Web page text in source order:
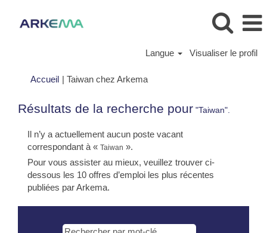
Langue Visualiser le profil
Accueil | Taiwan chez Arkema(page
Résultats de la recherche pour "Taiwan".
Il n’y a actuellement aucun poste vacant
correspondant à « Taiwan ».
Pour vous assister au mieux, veuillez trouver ci-
dessous les 10 offres d’emploi les plus récentes
publiées par Arkema.